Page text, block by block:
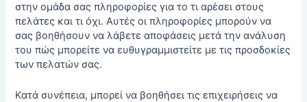
στην ομάδα σας πληροφορίες για το τι αρέσει στους
πελάτες και τι όχι. Αυτές οι πληροφορίες μπορούν να
σας βοηθήσουν να λάβετε αποφάσεις μετά την ανάλυση
του πώς μπορείτε να ευθυγραμμιστείτε με τις προσδοκίες
των πελατών σας.
Κατά συνέπεια, μπορεί να βοηθήσει τις επιχειρήσεις να